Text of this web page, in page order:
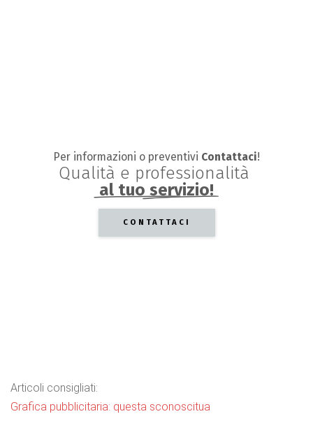
Per informazioni o preventivi Contattaci!
Qualità e professionalità
al tuo servizio!
CONTATTACI
Articoli consigliati:
Grafica pubblicitaria: questa sconoscitua